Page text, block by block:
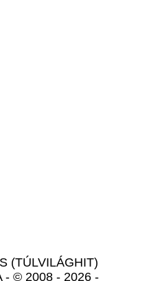
(TÚLVILÁGHIT)
- © 2008 - 2026 -